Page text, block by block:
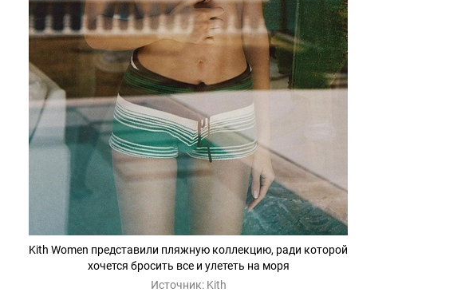
Kith Women представили пляжную коллекцию, ради которой
хочется бросить все и улететь на моря
Источник: Kith